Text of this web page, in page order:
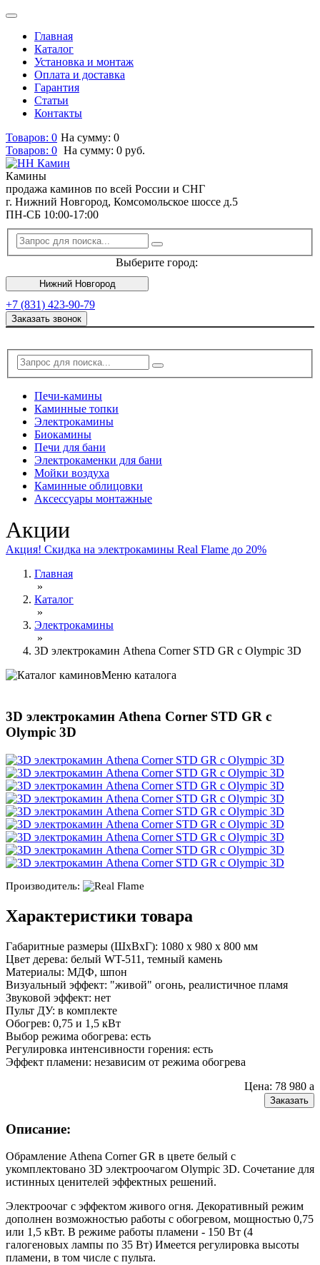
Главная
Каталог
Установка и монтаж
Оплата и доставка
Гарантия
Статьи
Контакты
Товаров: 0 На сумму: 0
Товаров: 0 На сумму: 0 руб.
Камины
продажа каминов по всей России и СНГ
г. Нижний Новгород, Комсомольское шоссе д.5
ПН-СБ 10:00-17:00
Выберите город:
Нижний Новгород
+7 (831) 423-90-79
Заказать звонок
Печи-камины
Каминные топки
Электрокамины
Биокамины
Печи для бани
Электрокаменки для бани
Мойки воздуха
Каминные облицовки
Аксессуары монтажные
Акции
Акция! Скидка на электрокамины Real Flame до 20%
Главная
»
Каталог
»
Электрокамины
»
3D электрокамин Athena Corner STD GR с Olympic 3D
Меню каталога
3D электрокамин Athena Corner STD GR с
Olympic 3D
Производитель:
Характеристики товара
Габаритные размеры (ШхВхГ): 1080 х 980 х 800 мм
Цвет дерева: белый WT-511, темный камень
Материалы: МДФ, шпон
Визуальный эффект: "живой" огонь, реалистичное пламя
Звуковой эффект: нет
Пульт ДУ: в комплекте
Обогрев: 0,75 и 1,5 кВт
Выбор режима обогрева: есть
Регулировка интенсивности горения: есть
Эффект пламени: независим от режима обогрева
Цена: 78 980 a
Заказать
Описание:
Обрамление Athena Corner GR в цвете белый с
укомплектовано 3D электроочагом Olympic 3D. Сочетание для
истинных ценителей эффектных решений.
Электроочаг с эффектом живого огня. Декоративный режим
дополнен возможностью работы с обогревом, мощностью 0,75
или 1,5 кВт. В режиме работы пламени - 150 Вт (4
галогеновых лампы по 35 Вт) Имеется регулировка высоты
пламени, в том числе с пульта.